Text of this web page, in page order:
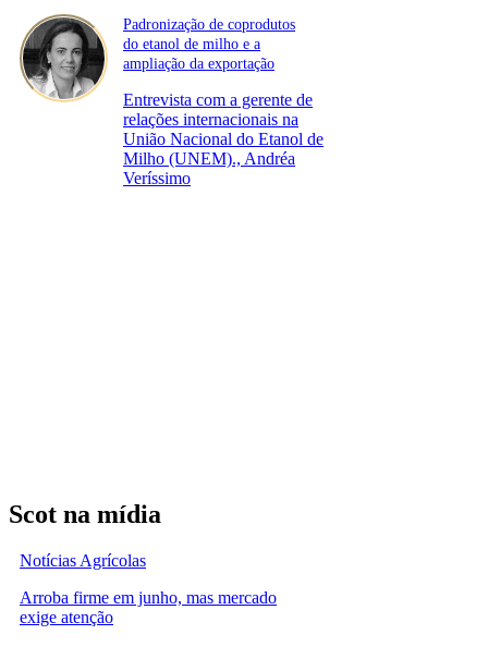
Padronização de coprodutos
do etanol de milho e a
ampliação da exportação
Entrevista com a gerente de
relações internacionais na
União Nacional do Etanol de
Milho (UNEM)., Andréa
Veríssimo
Scot na mídia
Notícias Agrícolas
Arroba firme em junho, mas mercado
exige atenção